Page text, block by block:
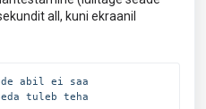
all, kuni ekraanil
abil ei saa
tuleb teha